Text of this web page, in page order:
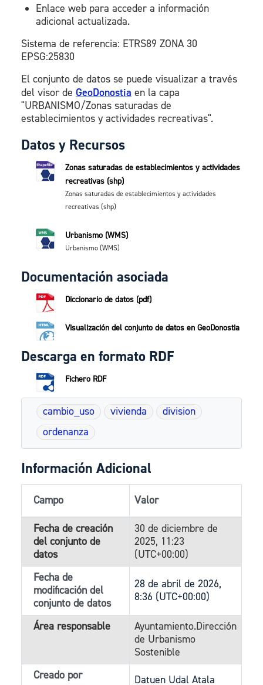
Enlace web para acceder a información
adicional actualizada.
Sistema de referencia: ETRS89 ZONA 30
EPSG:25830
El conjunto de datos se puede visualizar a través
del visor de GeoDonostia en la capa
"URBANISMO/Zonas saturadas de
establecimientos y actividades recreativas".
Datos y Recursos
Zonas saturadas de establecimientos y actividades
recreativas (shp)
Zonas saturadas de establecimientos y actividades
recreativas (shp)
Urbanismo (WMS)
Urbanismo (WMS)
Documentación asociada
Diccionario de datos (pdf)
Visualización del conjunto de datos en GeoDonostia
Descarga en formato RDF
Fichero RDF
cambio_uso vivienda
division
ordenanza
Información Adicional
Campo Valor
Fecha de creación
del conjunto de
datos
30 de diciembre de
2025, 11:23
(UTC+00:00)
Fecha de
modificación del
conjunto de datos
28 de abril de 2026,
8:36 (UTC+00:00)
Área responsable
Ayuntamiento.Dirección
de Urbanismo
Sostenible
Creado por
Datuen Udal Atala